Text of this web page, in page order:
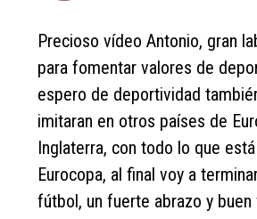
Precioso vídeo Antonio, gran
para fomentar valores de
espero de deportividad
imitaran en otros países de
Inglaterra, con todo lo que
Eurocopa, al final voy a
fútbol, un fuerte abrazo y buen